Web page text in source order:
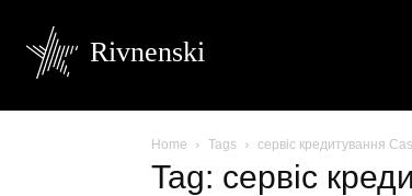
Rivnenski
Home Tags сервіс кредитування
Tag: сервіс